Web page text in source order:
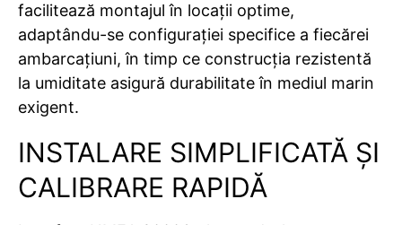
facilitează montajul în locații optime,
adaptându-se configurației specifice a fiecărei
ambarcațiuni, în timp ce construcția rezistentă
la umiditate asigură durabilitate în mediul marin
exigent.
INSTALARE SIMPLIFICATĂ ȘI
CALIBRARE RAPIDĂ